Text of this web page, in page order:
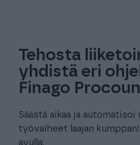
Tehosta
yhdistä eri
Finago
Säästä aikaa ja automatisoi
työvaiheet laajan
avulla.